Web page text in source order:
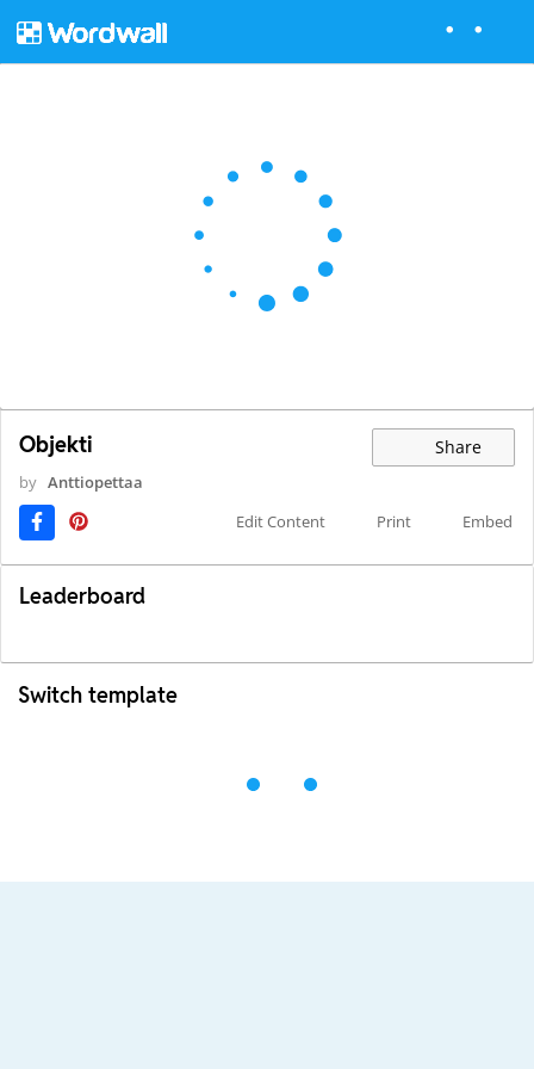
Objekti Share
by Anttiopettaa
Edit Content
Print Embed
Leaderboard
Switch template